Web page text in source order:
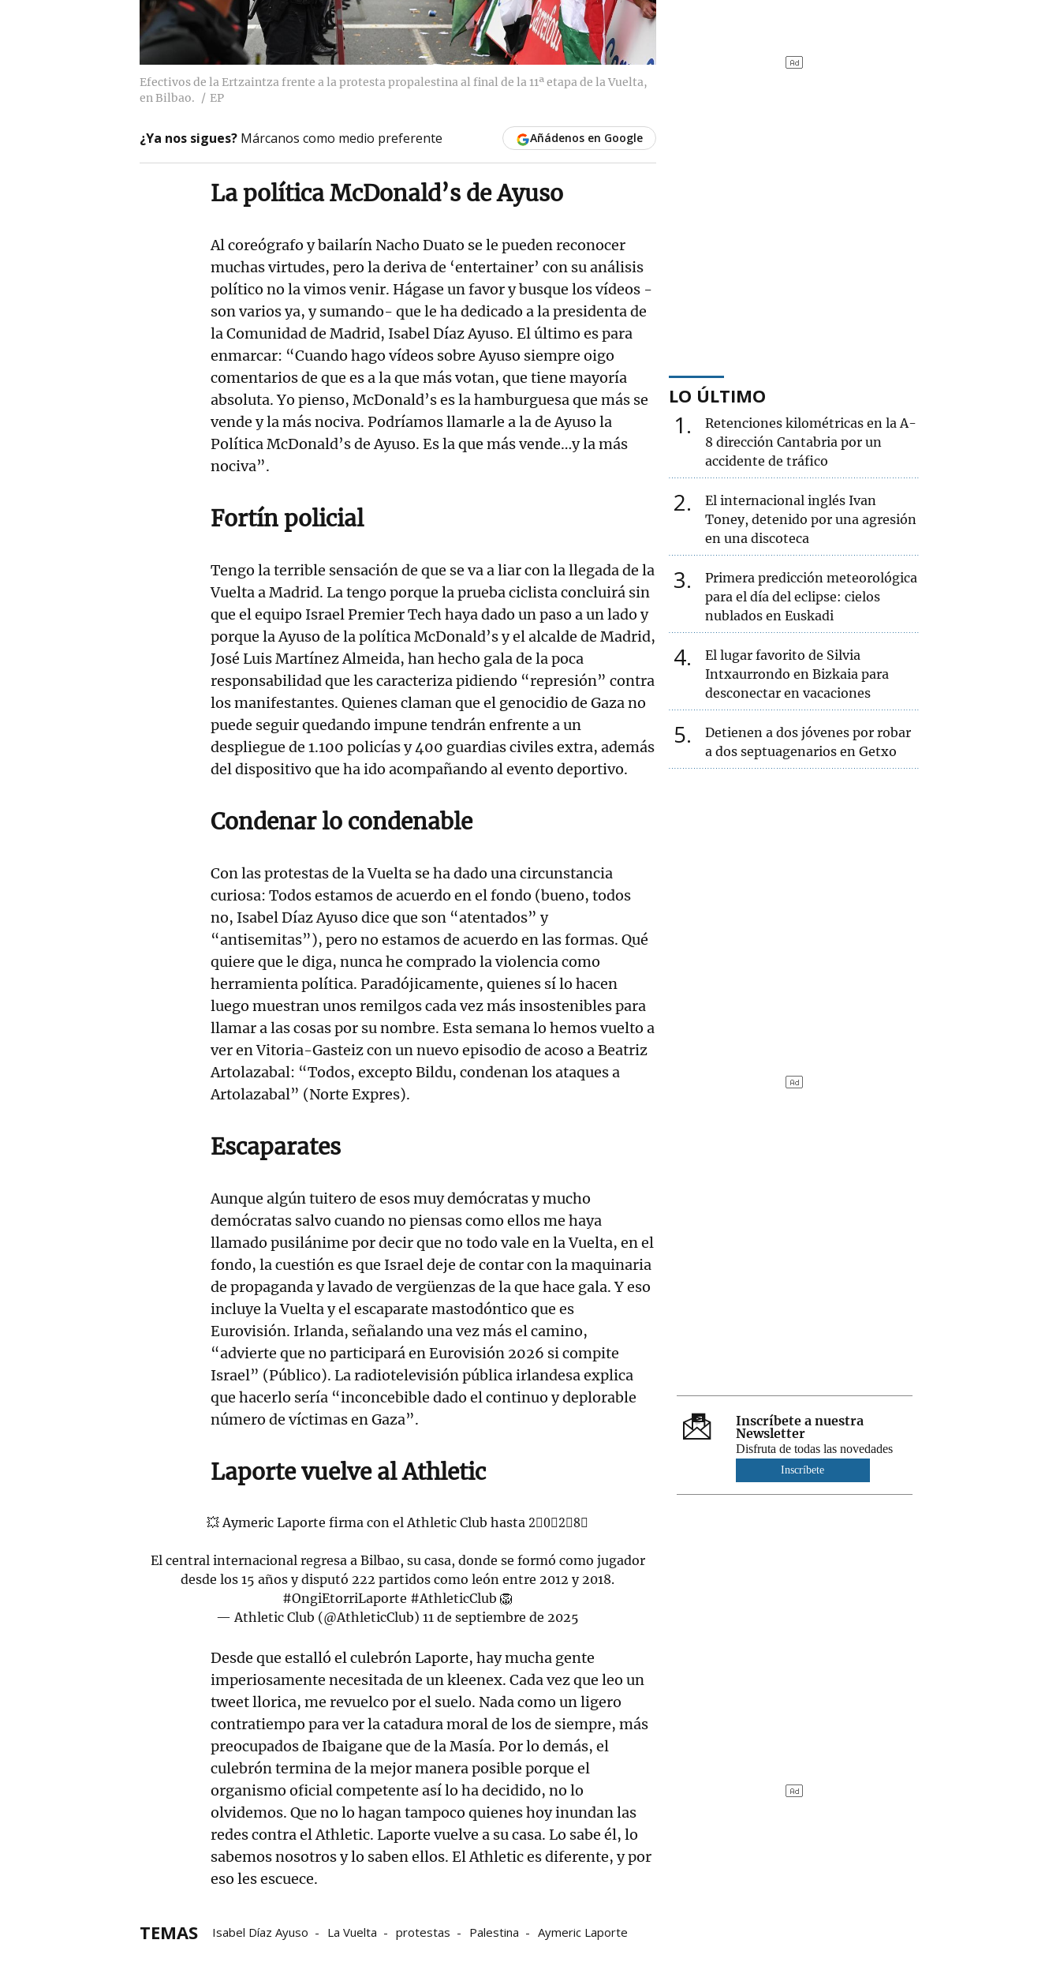
Efectivos de la Ertzaintza frente a la protesta propalestina al final de la 11ª etapa de la Vuelta,
en Bilbao.
EP
¿Ya nos sigues? Márcanos como medio preferente Añádenos en Google
La política McDonald’s de Ayuso
Al coreógrafo y bailarín Nacho Duato se le pueden reconocer
muchas virtudes, pero la deriva de ‘entertainer’ con su análisis
político no la vimos venir. Hágase un favor y busque los vídeos -
son varios ya, y sumando- que le ha dedicado a la presidenta de
la Comunidad de Madrid, Isabel Díaz Ayuso. El último es para
enmarcar: “Cuando hago vídeos sobre Ayuso siempre oigo
comentarios de que es a la que más votan, que tiene mayoría
absoluta. Yo pienso, McDonald’s es la hamburguesa que más se
vende y la más nociva. Podríamos llamarle a la de Ayuso la
Política McDonald’s de Ayuso. Es la que más vende…y la más
nociva”.
Fortín policial
Tengo la terrible sensación de que se va a liar con la llegada de la
Vuelta a Madrid. La tengo porque la prueba ciclista concluirá sin
que el equipo Israel Premier Tech haya dado un paso a un lado y
porque la Ayuso de la política McDonald’s y el alcalde de Madrid,
José Luis Martínez Almeida, han hecho gala de la poca
responsabilidad que les caracteriza pidiendo “represión” contra
los manifestantes. Quienes claman que el genocidio de Gaza no
puede seguir quedando impune tendrán enfrente a un
despliegue de 1.100 policías y 400 guardias civiles extra, además
del dispositivo que ha ido acompañando al evento deportivo.
Condenar lo condenable
Con las protestas de la Vuelta se ha dado una circunstancia
curiosa: Todos estamos de acuerdo en el fondo (bueno, todos
no, Isabel Díaz Ayuso dice que son “atentados” y
“antisemitas”), pero no estamos de acuerdo en las formas. Qué
quiere que le diga, nunca he comprado la violencia como
herramienta política. Paradójicamente, quienes sí lo hacen
luego muestran unos remilgos cada vez más insostenibles para
llamar a las cosas por su nombre. Esta semana lo hemos vuelto a
ver en Vitoria-Gasteiz con un nuevo episodio de acoso a Beatriz
Artolazabal: “Todos, excepto Bildu, condenan los ataques a
Artolazabal” (Norte Expres).
Escaparates
Aunque algún tuitero de esos muy demócratas y mucho
demócratas salvo cuando no piensas como ellos me haya
llamado pusilánime por decir que no todo vale en la Vuelta, en el
fondo, la cuestión es que Israel deje de contar con la maquinaria
de propaganda y lavado de vergüenzas de la que hace gala. Y eso
incluye la Vuelta y el escaparate mastodóntico que es
Eurovisión. Irlanda, señalando una vez más el camino,
“advierte que no participará en Eurovisión 2026 si compite
Israel” (Público). La radiotelevisión pública irlandesa explica
que hacerlo sería “inconcebible dado el continuo y deplorable
número de víctimas en Gaza”.
Laporte vuelve al Athletic
💥 Aymeric Laporte firma con el Athletic Club hasta 2⃣0⃣2⃣8⃣
El central internacional regresa a Bilbao, su casa, donde se formó como jugador
desde los 15 años y disputó 222 partidos como león entre 2012 y 2018.
#OngiEtorriLaporte #AthleticClub 🦁
— Athletic Club (@AthleticClub)11 de septiembre de 2025
Desde que estalló el culebrón Laporte, hay mucha gente
imperiosamente necesitada de un kleenex. Cada vez que leo un
tweet llorica, me revuelco por el suelo. Nada como un ligero
contratiempo para ver la catadura moral de los de siempre, más
preocupados de Ibaigane que de la Masía. Por lo demás, el
culebrón termina de la mejor manera posible porque el
organismo oficial competente así lo ha decidido, no lo
olvidemos. Que no lo hagan tampoco quienes hoy inundan las
redes contra el Athletic. Laporte vuelve a su casa. Lo sabe él, lo
sabemos nosotros y lo saben ellos. El Athletic es diferente, y por
eso les escuece.
TEMAS Isabel Díaz Ayuso La Vuelta protestas Palestina Aymeric Laporte
LO ÚLTIMO
1
Retenciones kilométricas en la A-
8 dirección Cantabria por un
accidente de tráfico
2
El internacional inglés Ivan
Toney, detenido por una agresión
en una discoteca
3
Primera predicción meteorológica
para el día del eclipse: cielos
nublados en Euskadi
4
El lugar favorito de Silvia
Intxaurrondo en Bizkaia para
desconectar en vacaciones
5
Detienen a dos jóvenes por robar
a dos septuagenarios en Getxo
Inscríbete a nuestra
Newsletter
Disfruta de todas las novedades
Inscríbete